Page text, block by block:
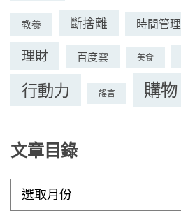
教養 斷捨離 時間管理
理財 百度雲 美食
行動力 謠言 購物
文章目錄